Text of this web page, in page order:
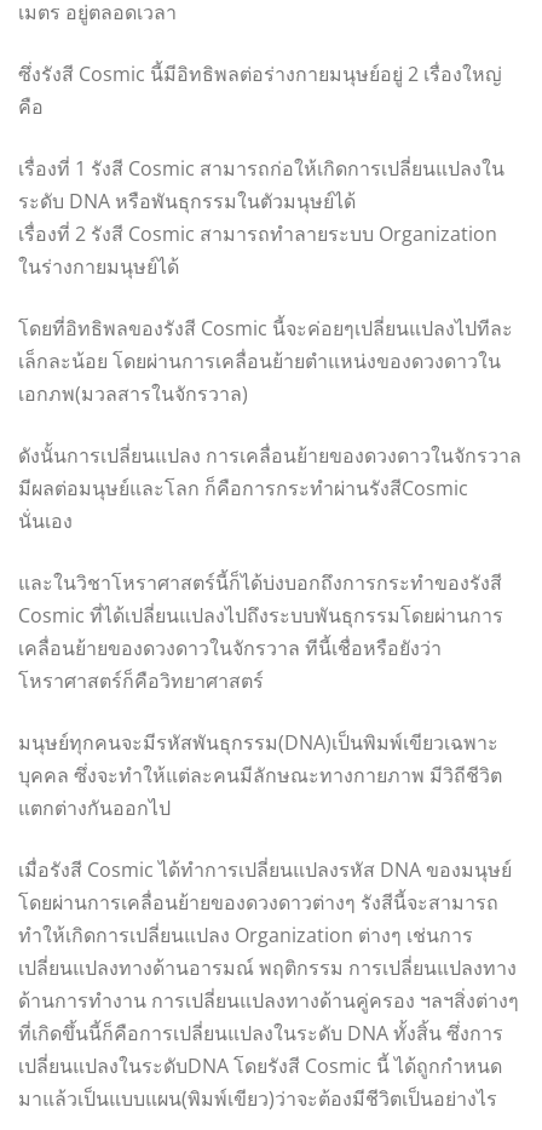
เมตร อยู่ตลอดเวลา
ซึ่งรังสี Cosmic นี้มีอิทธิพลต่อร่างกายมนุษย์อยู่ 2 เรื่องใหญ่
คือ
เรื่องที่ 1 รังสี Cosmic สามารถก่อให้เกิดการเปลี่ยนแปลงใน
ระดับ DNA หรือพันธุกรรมในตัวมนุษย์ได้
เรื่องที่ 2 รังสี Cosmic สามารถทำลายระบบ Organization
ในร่างกายมนุษย์ได้
โดยที่อิทธิพลของรังสี Cosmic นี้จะค่อยๆเปลี่ยนแปลงไปทีละ
เล็กละน้อย โดยผ่านการเคลื่อนย้ายตำแหน่งของดวงดาวใน
เอกภพ(มวลสารในจักรวาล)
ดังนั้นการเปลี่ยนแปลง การเคลื่อนย้ายของดวงดาวในจักรวาล
มีผลต่อมนุษย์และโลก ก็คือการกระทำผ่านรังสีCosmic
นั่นเอง
และในวิชาโหราศาสตร์นี้ก็ได้บ่งบอกถึงการกระทำของรังสี
Cosmic ที่ได้เปลี่ยนแปลงไปถึงระบบพันธุกรรมโดยผ่านการ
เคลื่อนย้ายของดวงดาวในจักรวาล ทีนี้เชื่อหรือยังว่า
โหราศาสตร์ก็คือวิทยาศาสตร์
มนุษย์ทุกคนจะมีรหัสพันธุกรรม(DNA)เป็นพิมพ์เขียวเฉพาะ
บุคคล ซึ่งจะทำให้แต่ละคนมีลักษณะทางกายภาพ มีวิถีชีวิต
แตกต่างกันออกไป
เมื่อรังสี Cosmic ได้ทำการเปลี่ยนแปลงรหัส DNA ของมนุษย์
โดยผ่านการเคลื่อนย้ายของดวงดาวต่างๆ รังสีนี้จะสามารถ
ทำให้เกิดการเปลี่ยนแปลง Organization ต่างๆ เช่นการ
เปลี่ยนแปลงทางด้านอารมณ์ พฤติกรรม การเปลี่ยนแปลงทาง
ด้านการทำงาน การเปลี่ยนแปลงทางด้านคู่ครอง ฯลฯสิ่งต่างๆ
ที่เกิดขึ้นนี้ก็คือการเปลี่ยนแปลงในระดับ DNA ทั้งสิ้น ซึ่งการ
เปลี่ยนแปลงในระดับDNA โดยรังสี Cosmic นี้ ได้ถูกกำหนด
มาแล้วเป็นแบบแผน(พิมพ์เขียว)ว่าจะต้องมีชีวิตเป็นอย่างไร